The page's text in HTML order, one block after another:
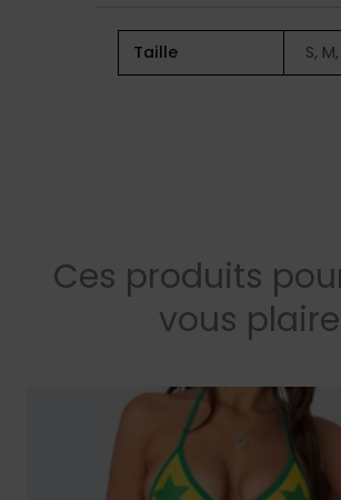
Taille S,
Ces produits
vous plaire